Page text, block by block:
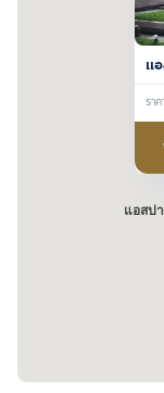
แอสป
แ
ราค